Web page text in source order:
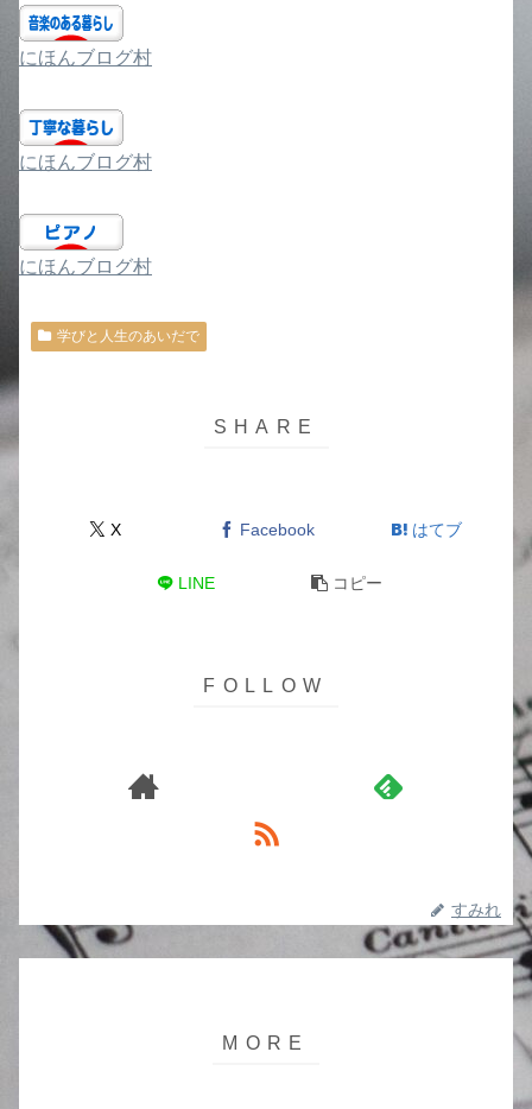
にほんブログ村
にほんブログ村
にほんブログ村
学びと人生のあいだで
X Facebook はてブ
LINE コピー
すみれ